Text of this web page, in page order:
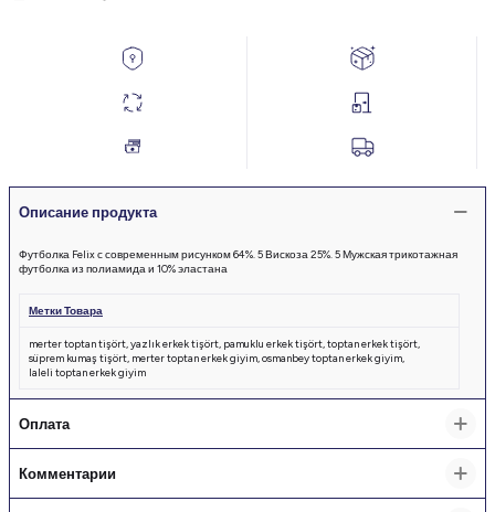
Описание продукта
Футболка Felix с современным рисунком 64%. 5 Вискоза 25%. 5 Мужская трикотажная
футболка из полиамида и 10% эластана
Метки Товара
merter toptan tişört yazlık erkek tişört pamuklu erkek tişört toptan erkek tişört
süprem kumaş tişört merter toptan erkek giyim osmanbey toptan erkek giyim
laleli toptan erkek giyim
Оплата
Комментарии